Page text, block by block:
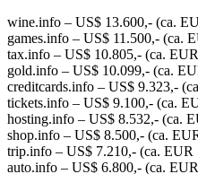
wine.info – US$ 13.600,- (ca.
games.info – US$ 11.500,- (ca.
tax.info – US$ 10.805,- (ca.
gold.info – US$ 10.099,- (ca.
creditcards.info – US$ 9.323,-
tickets.info – US$ 9.100,- (ca.
hosting.info – US$ 8.532,- (ca.
shop.info – US$ 8.500,- (ca.
trip.info – US$ 7.210,- (ca. EUR
auto.info – US$ 6.800,- (ca.